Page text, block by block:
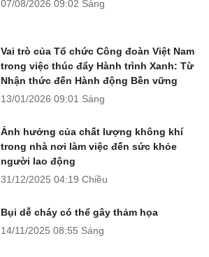
07/08/2026 09:02 Sáng
Vai trò của Tổ chức Công đoàn Việt Nam
trong việc thúc đẩy Hành trình Xanh: Từ
Nhận thức đến Hành động Bền vững
13/01/2026 09:01 Sáng
Ảnh hưởng của chất lượng không khí
trong nhà nơi làm việc đến sức khỏe
người lao động
31/12/2025 04:19 Chiều
Bụi dễ cháy có thể gây thảm họa
14/11/2025 08:55 Sáng